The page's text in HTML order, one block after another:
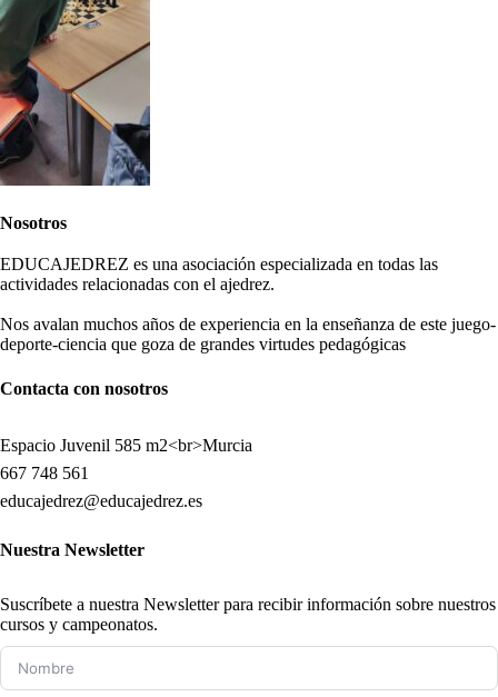
Nosotros
EDUCAJEDREZ es una asociación especializada en todas las
actividades relacionadas con el ajedrez.
Nos avalan muchos años de experiencia en la enseñanza de este juego-
deporte-ciencia que goza de grandes virtudes pedagógicas
Contacta con nosotros
Espacio Juvenil 585 m2<br>Murcia
667 748 561
educajedrez@educajedrez.es
Nuestra Newsletter
Suscríbete a nuestra Newsletter para recibir información sobre nuestros
cursos y campeonatos.